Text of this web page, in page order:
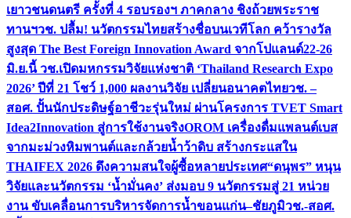
เยาวชนดนตรี ครั้งที่ 4 รอบรองฯ ภาคกลาง ชิงถ้วยพระราช
ทานฯวช. ปลื้ม! นวัตกรรมไทยสร้างชื่อบนเวทีโลก คว้ารางวัล
สูงสุด The Best Foreign Innovation Award จากโปแลนด์22-26
มิ.ย.นี้ วช.เปิดมหกรรมวิจัยแห่งชาติ ‘Thailand Research Expo
2026’ ปีที่ 21 โชว์ 1,000 ผลงานวิจัย เปลี่ยนอนาคตไทยวช. –
สอศ. ปั้นนักประดิษฐ์อาชีวะรุ่นใหม่ ผ่านโครงการ TVET Smart
Idea2Innovation สู่การใช้งานจริงOROM เครื่องดื่มแพลนต์เบส
จากมะม่วงหิมพานต์และกล้วยน้ำว้าดิบ สร้างกระแสใน
THAIFEX 2026 ดึงความสนใจผู้ซื้อหลายประเทศ“ดนุพร” หนุน
วิจัยและนวัตกรรม ‘น้ำมั่นคง’ ส่งมอบ 9 นวัตกรรมสู่ 21 หน่วย
งาน ขับเคลื่อนการบริหารจัดการน้ำขอนแก่น–ชัยภูมิวช.-สอศ.